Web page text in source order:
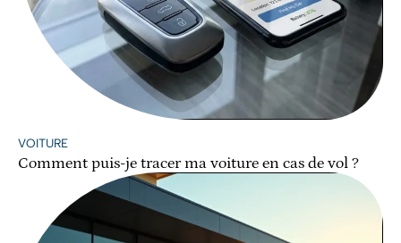
VOITURE
Comment puis-je tracer ma voiture en cas de vol ?